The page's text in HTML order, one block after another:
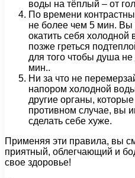
воды на тёплый – от
По времени
не более чем 5 мин. Вы
окатить себя холодной
позже греться
для того чтобы душа
мин..
Ни за что не
напором холодной
другие органы,
противном случае, вы
сделать себе хуже.
Применяя эти правила, вы
приятный, облегчающий и
свое здоровье!